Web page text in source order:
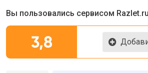
Вы пользовались сервисом
3,8